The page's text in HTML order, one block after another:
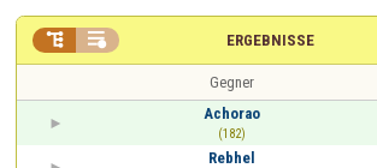
ERGEBNISSE
 
Gegner
Achorao
(182)
Rebhel